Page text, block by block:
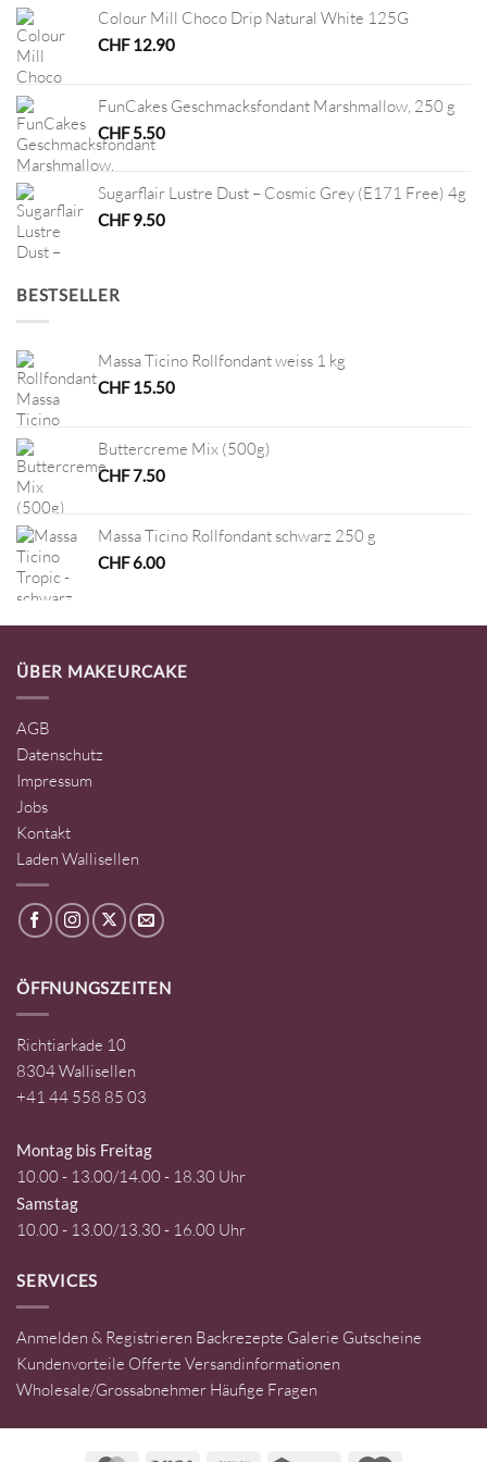
Colour Mill Choco Drip Natural White 125G
CHF12.90
FunCakes Geschmacksfondant Marshmallow, 250 g
CHF5.50
Sugarflair Lustre Dust – Cosmic Grey (E171 Free) 4g
CHF9.50
BESTSELLER
Massa Ticino Rollfondant weiss 1 kg
CHF15.50
Buttercreme Mix (500g)
CHF7.50
Massa Ticino Rollfondant schwarz 250 g
CHF6.00
ÜBER MAKEURCAKE
AGB
Datenschutz
Impressum
Jobs
Kontakt
Laden Wallisellen
ÖFFNUNGSZEITEN
Richtiarkade 10
8304 Wallisellen
+41 44 558 85 03
Montag bis Freitag
10.00 - 13.00/14.00 - 18.30 Uhr
Samstag
10.00 - 13.00/13.30 - 16.00 Uhr
SERVICES
Anmelden & Registrieren Backrezepte Galerie Gutscheine
Kundenvorteile Offerte Versandinformationen
Wholesale/Grossabnehmer Häufige Fragen